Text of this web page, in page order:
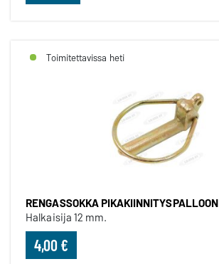
Toimitettavissa heti
RENGASSOKKA PIKAKIINNITYSPALLOON
Halkaisija 12 mm.
4,00 €